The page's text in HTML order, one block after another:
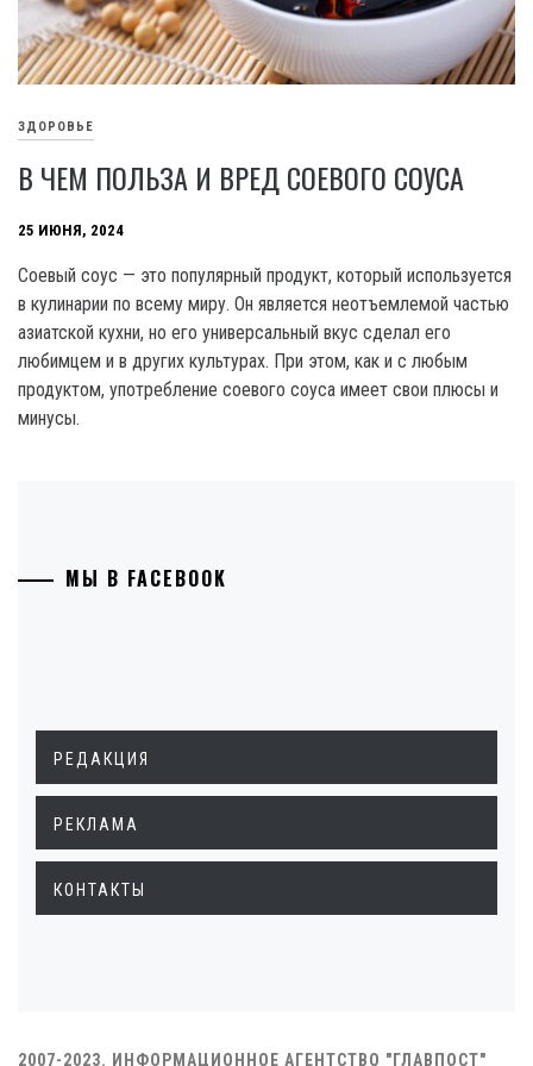
ЗДОРОВЬЕ
В ЧЕМ ПОЛЬЗА И ВРЕД СОЕВОГО СОУСА
25 ИЮНЯ, 2024
Соевый соус — это популярный продукт, который используется
в кулинарии по всему миру. Он является неотъемлемой частью
азиатской кухни, но его универсальный вкус сделал его
любимцем и в других культурах. При этом, как и с любым
продуктом, употребление соевого соуса имеет свои плюсы и
минусы.
МЫ В FACEBOOK
РЕДАКЦИЯ
РЕКЛАМА
КОНТАКТЫ
2007-2023. ИНФОРМАЦИОННОЕ АГЕНТСТВО "ГЛАВПОСТ"